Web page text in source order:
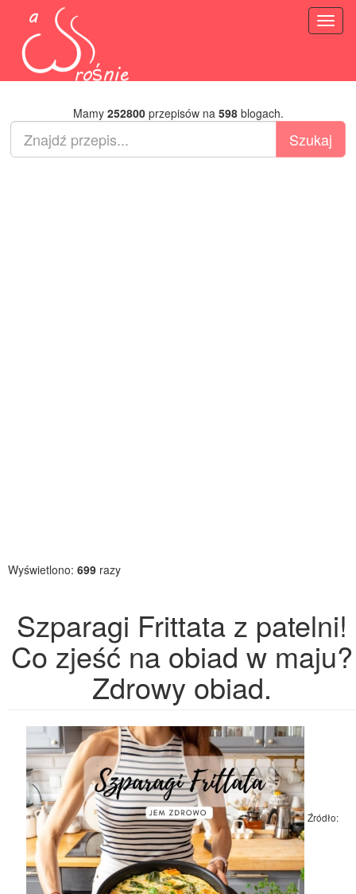
Mamy 252800przepisów na 598blogach.
Wyświetlono: 699 razy
Szparagi Frittata z patelni!
Co zjeść na obiad w maju?
Zdrowy obiad.
Źródło: